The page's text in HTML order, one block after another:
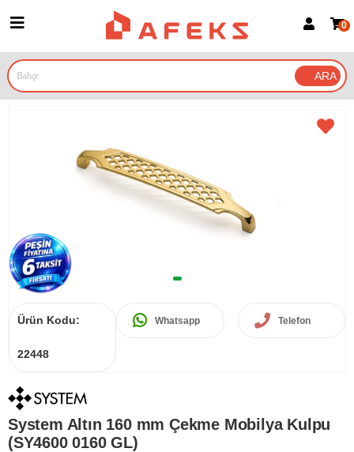
Google İle Bağlan
0
Ürün Kodu:
22448
Whatsapp Telefon
System Altın 160 mm Çekme Mobilya Kulpu
(SY4600 0160 GL)